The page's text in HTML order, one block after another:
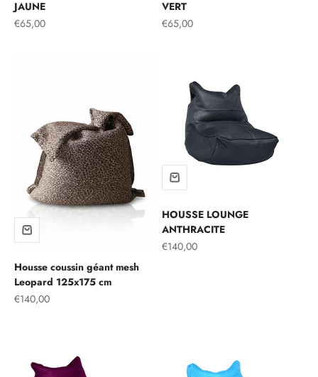
JAUNE
Prix de vente
€65,00
VERT
Prix de vente
€65,00
Housse coussin géant mesh
Leopard 125x175 cm
Prix de vente
€140,00
HOUSSE LOUNGE
ANTHRACITE
Prix de vente
€140,00